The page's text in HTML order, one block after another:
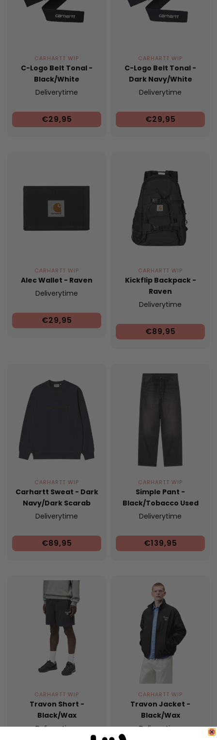
CARHARTT WIP
C-Logo Belt Tonal -
Black/White
Deliverytime
€29,95
CARHARTT WIP
C-Logo Belt Tonal -
Dark Navy/White
Deliverytime
€29,95
CARHARTT WIP
Alec Wallet - Raven
Deliverytime
€29,95
CARHARTT WIP
Kickflip Backpack -
Raven
Deliverytime
€89,95
CARHARTT WIP
Carhartt Sweat - Dark
Navy/Dark Scarab
Deliverytime
€89,95
CARHARTT WIP
Simple Pant -
Black/Tobacco Used
Wash
Deliverytime
€139,95
CARHARTT WIP
Travon Short -
Black/Wax
Deliverytime
CARHARTT WIP
Travon Jacket -
Black/Wax
Deliverytime